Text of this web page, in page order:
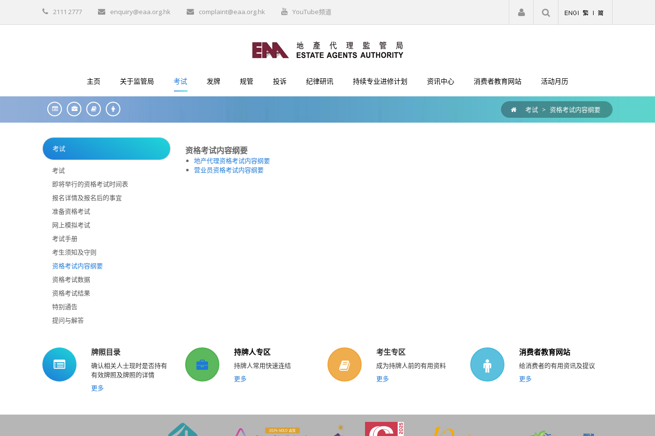
2111 2777 enquiry@eaa.org.hk complaint@eaa.org.hk YouTube频道 注册 登入
主页 关于监管局 考试 发牌 规管 投诉 纪律研讯 持续专业进修计划 资讯中心 消费者教育网站 活动月历
考试 > 资格考试内容纲要
考试
考试
即将举行的资格考试时间表
报名详情及报名后的事宜
准备资格考试
网上模拟考试
考试手册
考生须知及守则
资格考试内容纲要
资格考试数据
资格考试结果
特别通告
提问与解答
资格考试内容纲要
地产代理资格考试内容纲要
营业员资格考试内容纲要
牌照目录
确认相关人士现时是否持有
有效牌照及牌照的详情
更多
持牌人专区
持牌人常用快速连结
更多
考生专区
成为持牌人前的有用资料
更多
消费者教育网站
给消费者的有用资讯及提议
更多